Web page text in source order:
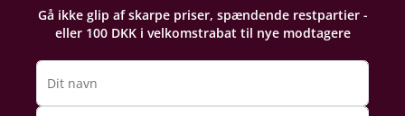
Gå ikke glip af skarpe priser, spændende restpartier -
eller 100 DKK i velkomstrabat til nye modtagere
Dit navn